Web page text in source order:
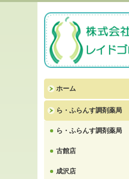
ホーム
ら・ふらんす調剤薬局
ら・ふらんす調剤薬局
古館店
成沢店